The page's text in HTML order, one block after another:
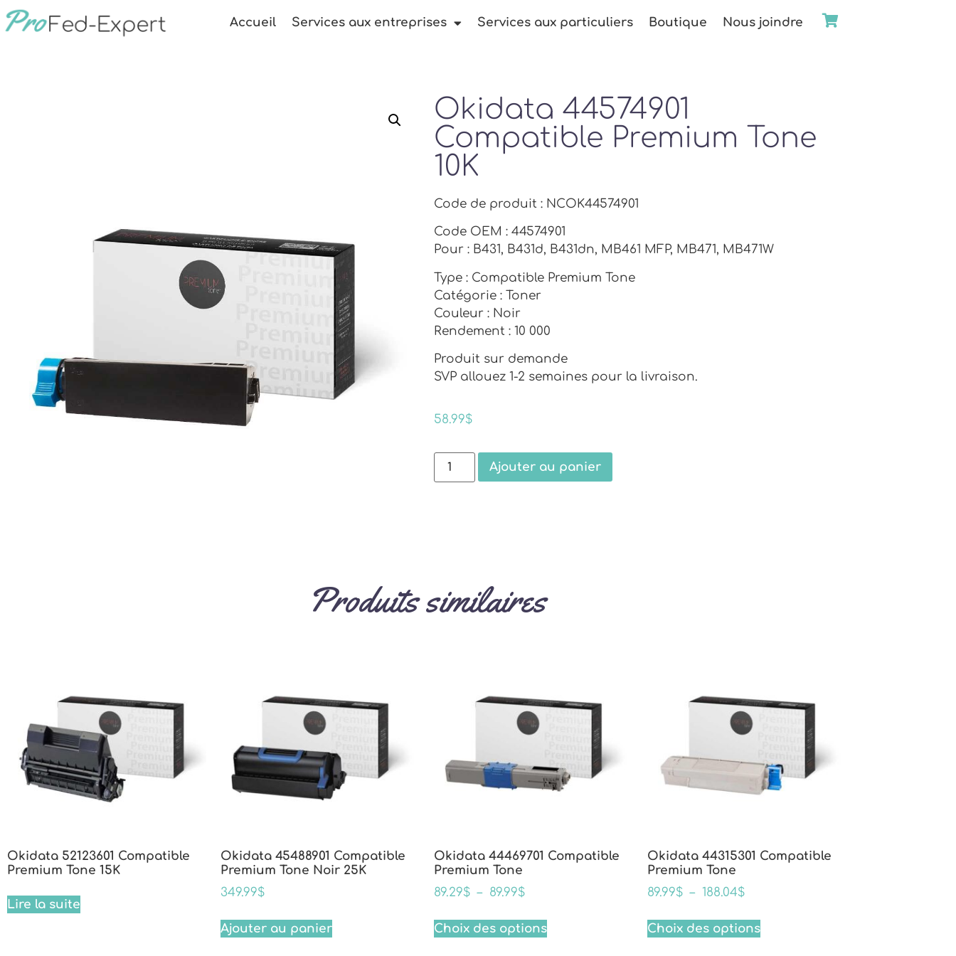
Accueil Services aux entreprises Services aux particuliers Boutique Nous joindre
Okidata 44574901
Compatible Premium Tone
10K
Code de produit : NCOK44574901
Code OEM : 44574901
Pour : B431, B431d, B431dn, MB461 MFP, MB471, MB471W
Type : Compatible Premium Tone
Catégorie : Toner
Couleur : Noir
Rendement : 10 000
Produit sur demande
SVP allouez 1-2 semaines pour la livraison.
58.99$
Ajouter au panier
Produits similaires
Okidata 52123601 Compatible
Premium Tone 15K
Lire la suite
Okidata 45488901 Compatible
Premium Tone Noir 25K
349.99$
Ajouter au panier
Okidata 44469701 Compatible
Premium Tone
89.29$ – 89.99$
Choix des options
Okidata 44315301 Compatible
Premium Tone
89.99$ – 188.04$
Choix des options